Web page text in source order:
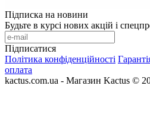
Підписка на новини
Будьте в курсі нових акцій і
Підписатися
Політика конфіденційності
оплата
kactus.com.ua - Магазин Kactus ©